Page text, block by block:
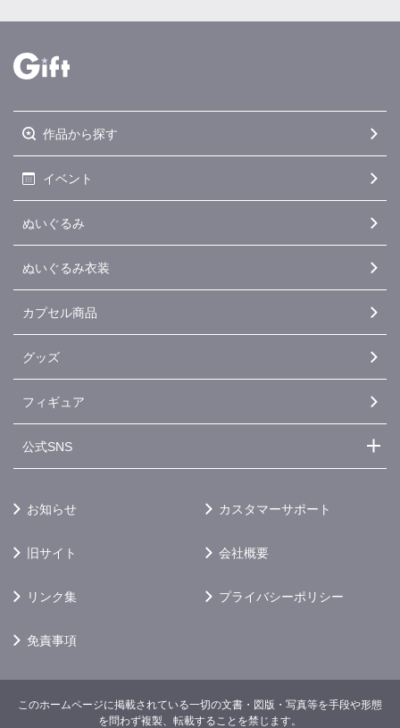
作品から探す
イベント
ぬいぐるみ
ぬいぐるみ衣装
カプセル商品
グッズ
フィギュア
公式SNS
お知らせ カスタマーサポート
旧サイト 会社概要
リンク集 プライバシーポリシー
免責事項
このホームページに掲載されている一切の文書・図版・写真等を手段や形態
を問わず複製、転載することを禁じます。